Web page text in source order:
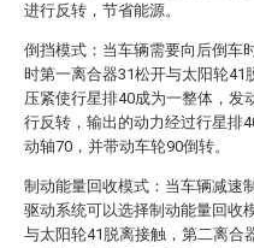
进行反转，节省能源。
倒挡模式：当车辆需要向后倒车
时第一离合器31松开与太阳轮41
压紧使行星排40成为一整体，发
行反转，输出的动力经过行星排
动轴70，并带动车轮90倒转。
制动能量回收模式：当车辆减速
驱动系统可以选择制动能量回收
与太阳轮41脱离接触，第二离合